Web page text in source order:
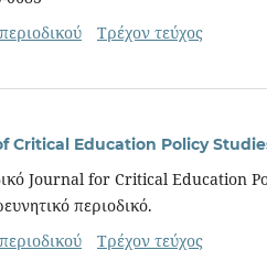
Τρέχον τεύχος
Critical Education Policy
Journal for Critical Education
περιοδικό.
Τρέχον τεύχος